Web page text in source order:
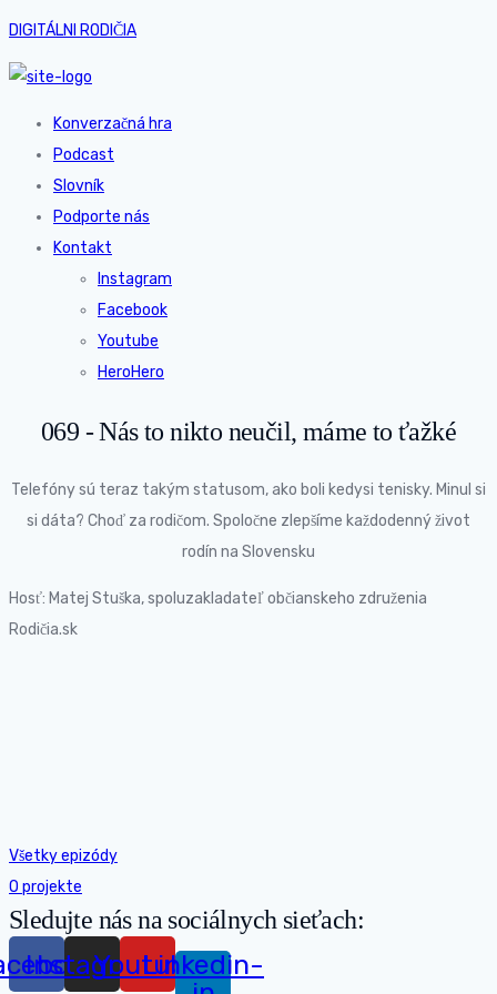
DIGITÁLNI RODIČIA
Konverzačná hra
Podcast
Slovník
Podporte nás
Kontakt
Instagram
Facebook
Youtube
HeroHero
069 - Nás to nikto neučil, máme to ťažké
Telefóny sú teraz takým statusom, ako boli kedysi tenisky. Minul si
si dáta? Choď za rodičom. Spoločne zlepšíme každodenný život
rodín na Slovensku
Hosť: Matej Stuška, spoluzakladateľ občianskeho združenia
Rodičia.sk
Všetky epizódy
O projekte
Sledujte nás na sociálnych sieťach:
Instagram
Youtube
Linkedin-